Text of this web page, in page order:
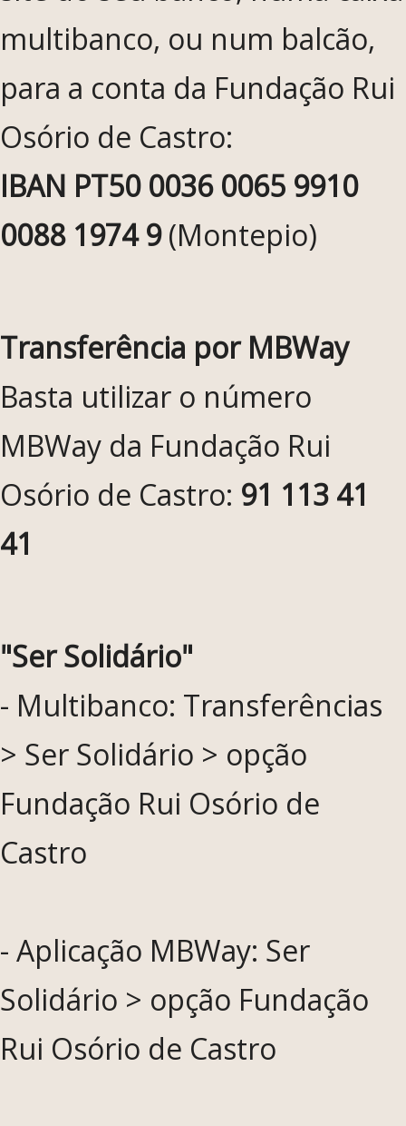
multibanco, ou num balcão,
para a conta da Fundação Rui
Osório de Castro:
IBAN PT50 0036 0065 9910
0088 1974 9(Montepio)
Transferência por MBWay
Basta utilizar o número
MBWay da Fundação Rui
Osório de Castro: 91 113 41
41
"Ser Solidário"
- Multibanco: Transferências
> Ser Solidário > opção
Fundação Rui Osório de
Castro
- Aplicação MBWay: Ser
Solidário > opção Fundação
Rui Osório de Castro